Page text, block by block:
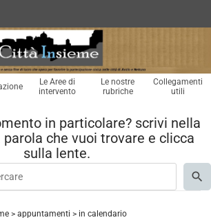
Le Aree di
intervento
Le nostre
rubriche
Collegamenti
utili
in particolare? scrivi nella
che vuoi trovare e clicca
sulla lente.
> appuntamenti > in calendario